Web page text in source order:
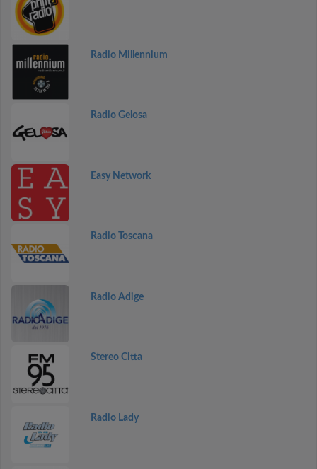
Radio Millennium
Radio Gelosa
Easy Network
Radio Toscana
Radio Adige
Stereo Citta
Radio Lady